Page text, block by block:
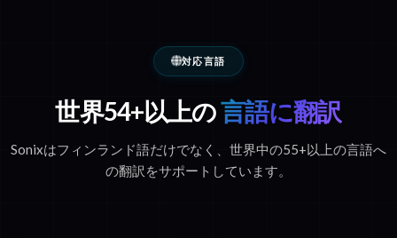
対応言語
世界54+以上の言語に翻訳
Sonixはフィンランド語だけでなく、世界中の55+以上の言語へ
の翻訳をサポートしています。